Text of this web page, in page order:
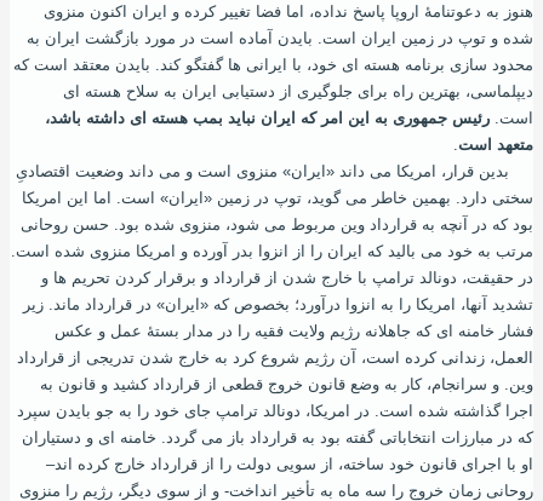
هنوز به دعوتنامۀ اروپا پاسخ نداده، اما فضا تغییر کرده و ایران اکنون منزوی
شده و توپ در زمین ایران است. بایدن آماده است در مورد بازگشت ایران به
محدود سازی برنامه هسته ‌ای خود، با ایرانی ‌ها گفتگو کند. بایدن معتقد است که
دیپلماسی، بهترین راه برای جلوگیری از دستیابی ایران به سلاح هسته ‌ای
است. رئیس جمهوری به این امر که ایران نباید بمب هسته ‌ای داشته باشد،
متعهد است
بدین ‌قرار، امریکا می ‌داند «ایران» منزوی است و می‌ داند وضعیت اقتصادیِ
سختی دارد. بهمین خاطر می ‌گوید، توپ در زمین «ایران» است. اما این امریکا
بود که در آنچه به قرارداد وین مربوط می‌ شود، منزوی شده بود. حسن روحانی
مرتب به خود می‌ بالید که ایران را از انزوا بدر آورده و امریکا منزوی شده ‌است.
در حقیقت، دونالد ترامپ با خارج شدن از قرارداد و برقرار کردن تحریم ها و
تشدید آنها، امریکا را به انزوا درآورد؛ بخصوص که «ایران» در قرارداد ماند. زیر
فشار خامنه‌ ای که جاهلانه رژیم ولایت فقیه را در مدار بستۀ عمل و عکس
‌العمل، زندانی کرده ‌است، آن رژیم شروع کرد به خارج شدن تدریجی از قرارداد
وین. و سرانجام، کار به وضع قانون خروج قطعی از قرارداد کشید و قانون به
اجرا گذاشته شده است. در امریکا، دونالد ترامپ جای خود را به جو بایدن سپرد
که در مبارزات انتخاباتی گفته بود به قرارداد باز می‌ گردد. خامنه‌ ای و دستیاران
او با اجرای قانون خود ساخته، از سویی دولت را از قرارداد خارج کرده اند–
روحانی زمان خروج را سه ماه به تأخیر انداخت- و از سوی دیگر، رژیم را منزوی